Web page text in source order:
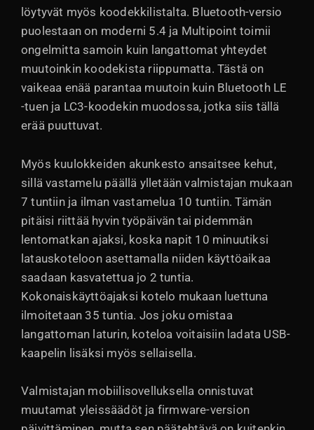
löytyvät myös koodekkilistalta. Bluetooth-versio
puolestaan on moderni 5.4 ja Multipoint toimii
ongelmitta samoin kuin langattomat yhteydet
muutoinkin koodekista riippumatta. Tästä on
vaikeaa enää parantaa muutoin kuin Bluetooth LE
-tuen ja LC3-koodekin muodossa, jotka siis tällä
erää puuttuvat.
Myös kuulokkeiden akunkesto ansaitsee kehut,
sillä vastamelu päällä ylletään valmistajan mukaan
7 tuntiin ja ilman vastamelua 10 tuntiin. Tämän
pitäisi riittää hyvin työpäivän tai pidemmän
lentomatkan ajaksi, koska napit 10 minuutiksi
latauskoteloon asettamalla niiden käyttöaikaa
saadaan kasvatettua jo 2 tuntia.
Kokonaiskäyttöajaksi kotelo mukaan luettuna
ilmoitetaan 35 tuntia. Jos joku omistaa
langattoman laturin, koteloa voitaisiin ladata USB-
kaapelin lisäksi myös sellaisella.
Valmistajan mobiilisovelluksella onnistuvat
muutamat yleissäädöt ja firmware-version